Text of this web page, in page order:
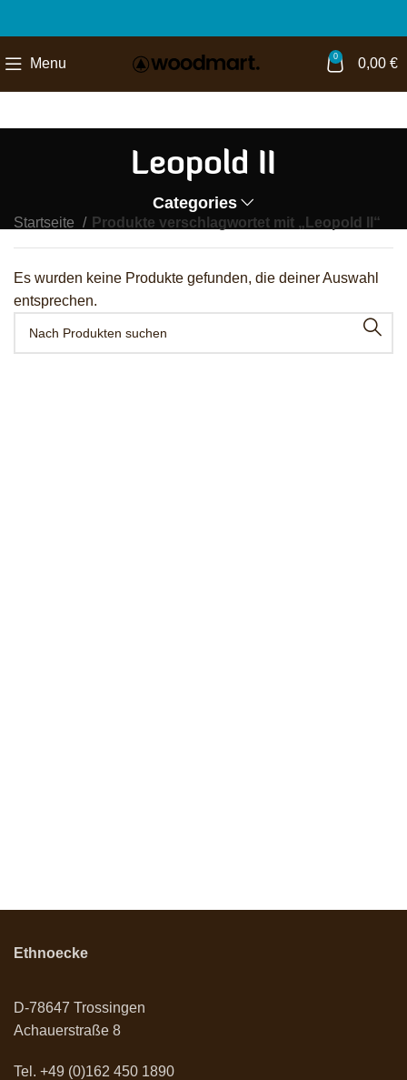
Menu 0 0,00 €
Leopold II
Categories
Startseite Produkte verschlagwortet mit „Leopold II“
Es wurden keine Produkte gefunden, die deiner Auswahl
entsprechen.
Ethnoecke
D-78647 Trossingen
Achauerstraße 8
Tel. +49 (0)162 450 1890